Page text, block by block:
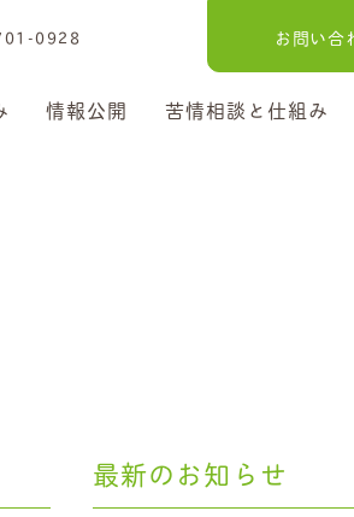
0928 お問い合
情報公開 苦情相談と仕組み
最新のお知らせ